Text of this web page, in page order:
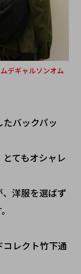
デギャルソンオム
バックパッ
てもオシャレ
洋服を選ばず
レクト竹下通